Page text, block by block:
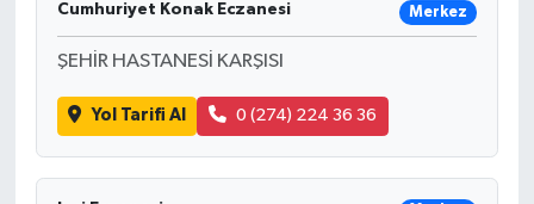
Cumhuriyet Konak Eczanesi Merkez
ŞEHİR HASTANESİ KARŞISI
Yol Tarifi Al 0 (274) 224 36 36